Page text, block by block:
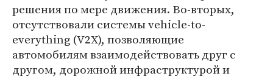
решения по мере движения. Во-вторых,
отсутствовали системы vehicle-to-
everything (V2X), позволяющие
автомобилям взаимодействовать друг с
другом, дорожной инфраструктурой и